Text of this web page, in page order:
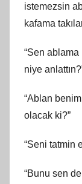
istemezsin
kafama
“Sen
niye
“Ablan
olacak ki?”
“Seni tatmin
“Bunu sen